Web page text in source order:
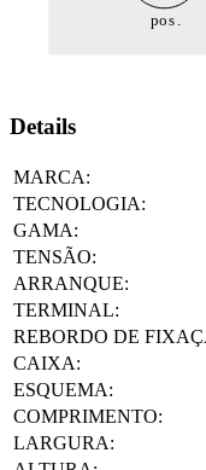
Details
MARCA:
TECNOLOGIA:
GAMA:
TENSÃO:
ARRANQUE:
TERMINAL:
REBORDO DE
CAIXA:
ESQUEMA:
COMPRIMENTO:
LARGURA: